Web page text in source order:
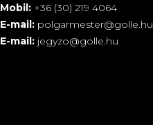
Mobil: +36 (30) 219 4064
E-mail: polgarmester@golle.hu
E-mail: jegyzo@golle.hu